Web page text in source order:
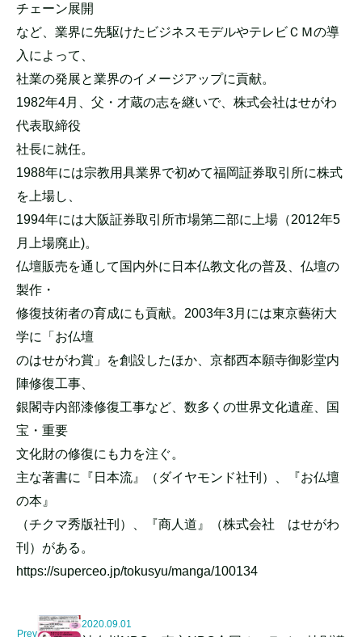
チェーン展開
など、業界に先駆けたビジネスモデルやテレビＣＭの導
入によって、
社業の発展と業界のイメージアップに貢献。
1982年4月、父・才蔵の志を継いで、株式会社はせがわ
代表取締役
社長に就任。
1988年には宗教用具業界で初めて福岡証券取引所に株式
を上場し、
1994年には大阪証券取引所市場第二部に上場（2012年5
月上場廃止)。
仏壇販売を通して国内外に日本仏教文化の普及、仏壇の
製作・
修復技術者の育成にも貢献。2003年3月には東京藝術大
学に「お仏壇
のはせがわ賞」を創設したほか、京都西本願寺御影堂内
陣修復工事、
銀閣寺内部漆修復工事など、数多くの世界文化遺産、国
宝・重要
文化財の修復にも力を注ぐ。
主な著書に『日本流』（ダイヤモンド社刊）、『お仏壇
の本』
（チクマ秀版社刊）、『商人道』（株式会社 はせがわ
刊）がある。
https://superceo.jp/tokusyu/manga/100134
Prev
2020.09.01